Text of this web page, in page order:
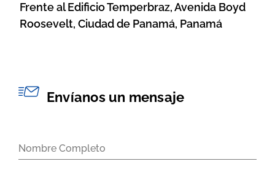
Frente al Edificio Temperbraz, Avenida Boyd
Roosevelt, Ciudad de Panamá, Panamá
Envíanos un mensaje